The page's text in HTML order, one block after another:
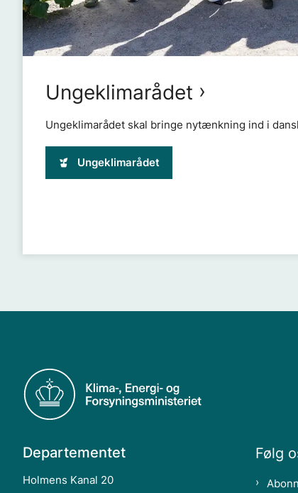
Ungeklimarådet
Ungeklimarådet skal bringe nytænkning ind i
Ungeklimarådet
Departementet
Holmens Kanal 20
Følg